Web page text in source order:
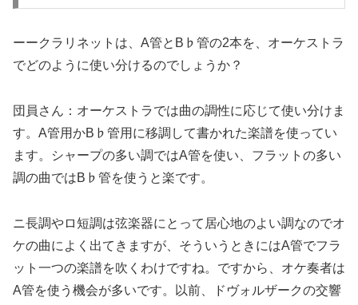
ーークラリネットは、A管とB♭管の2本を、オーケストラ
でどのように使い分けるのでしょうか？
団員さん：オーケストラでは曲の調性に応じて使い分けま
す。A管用かB♭管用に移調して書かれた楽譜を使ってい
ます。シャープの多い調ではA管を使い、フラットの多い
調の曲ではB♭管を使うと楽です。
ニ長調やロ短調は弦楽器にとって居心地のよい調なのでオ
ケの曲によく出てきますが、そういうときにはA管でフラ
ット一つの楽譜を吹くわけですね。ですから、オケ奏者は
A管を使う機会が多いです。以前、ドヴォルザークの交響